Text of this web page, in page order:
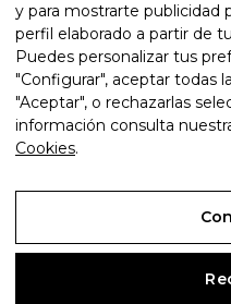
He leído y acepto la política
© 2026. My
y para mostrarte publicidad
perfil elaborado a partir de
Puedes personalizar tus
"Configurar", aceptar todas
"Aceptar", o rechazarlas
información consulta
Cookies.
Política de